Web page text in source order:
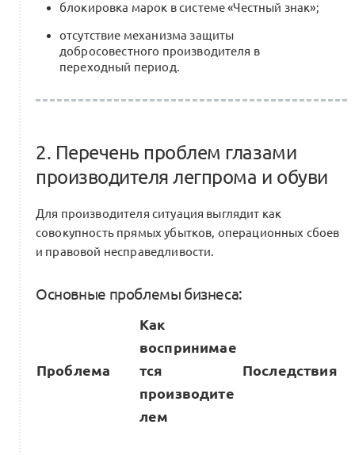
блокировка марок в системе «Честный знак»;
отсутствие механизма защиты
добросовестного производителя в
переходный период.
2. Перечень проблем глазами
производителя легпрома и обуви
Для производителя ситуация выглядит как
совокупность прямых убытков, операционных сбоев
и правовой несправедливости.
Основные проблемы бизнеса:
Проблема
Как
воспринимае
тся
производите
лем
Последствия